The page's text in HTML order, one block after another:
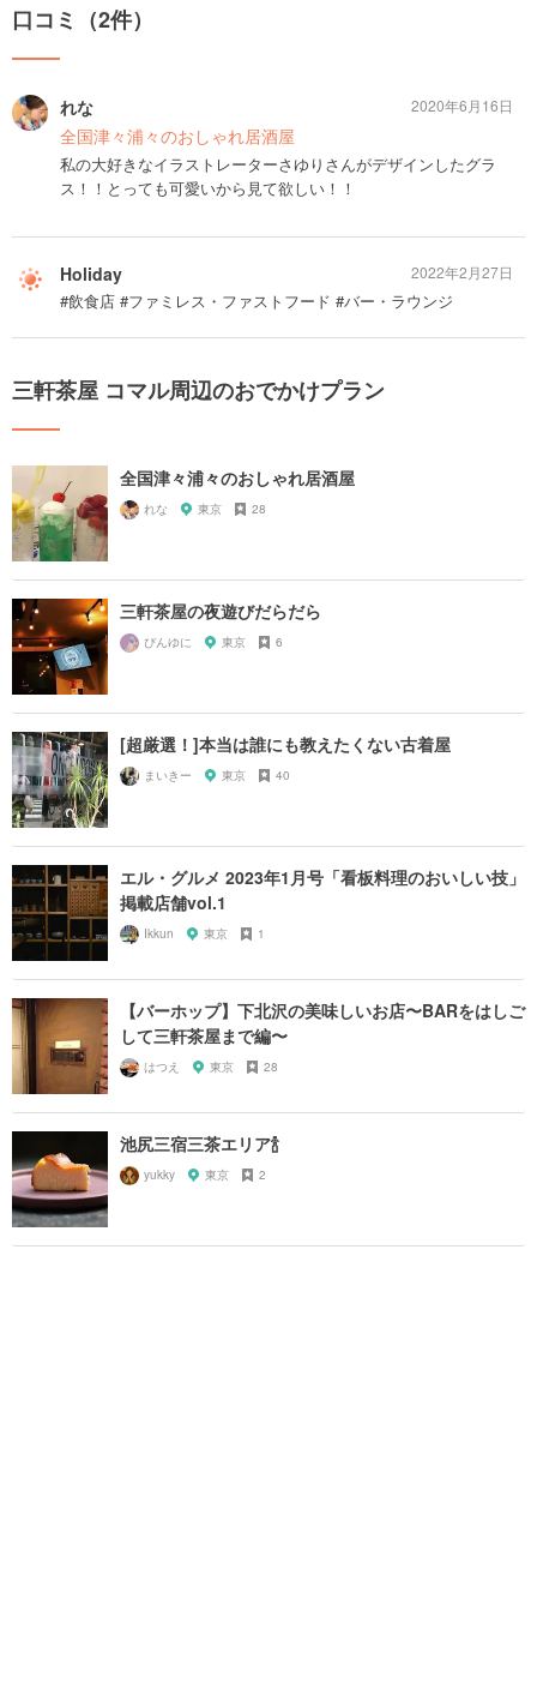
口コミ（2件）
れな
全国津々浦々のおしゃれ居酒屋
私の大好きなイラストレーターさゆりさんがデザインしたグラ
ス！！とっても可愛いから見て欲しい！！
2020年6月16日
Holiday
#飲食店 #ファミレス・ファストフード #バー・ラウンジ
2022年2月27日
三軒茶屋 コマル周辺のおでかけプラン
全国津々浦々のおしゃれ居酒屋
れな 東京 28
三軒茶屋の夜遊びだらだら
ぴんゆに 東京 6
[超厳選！]本当は誰にも教えたくない古着屋
まいきー 東京 40
エル・グルメ 2023年1月号「看板料理のおいしい技」
掲載店舗vol.1
Ikkun 東京 1
【バーホップ】下北沢の美味しいお店〜BARをはしご
して三軒茶屋まで編〜
はつえ 東京 28
池尻三宿三茶エリア🍾
yukky 東京 2